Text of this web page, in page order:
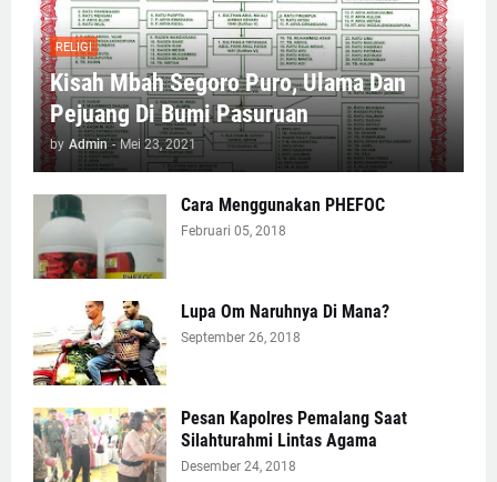
RELIGI
Kisah Mbah Segoro Puro, Ulama Dan
Pejuang Di Bumi Pasuruan
by Admin - Mei 23, 2021
Cara Menggunakan PHEFOC
Februari 05, 2018
Lupa Om Naruhnya Di Mana?
September 26, 2018
Pesan Kapolres Pemalang Saat
Silahturahmi Lintas Agama
Desember 24, 2018